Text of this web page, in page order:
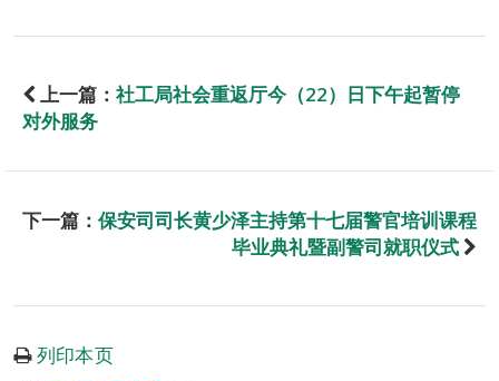
上一篇： 社工局社会重返厅今（22）日下午起暂停
对外服务
下一篇： 保安司司长黄少泽主持第十七届警官培训课程
毕业典礼暨副警司就职仪式
列印本页